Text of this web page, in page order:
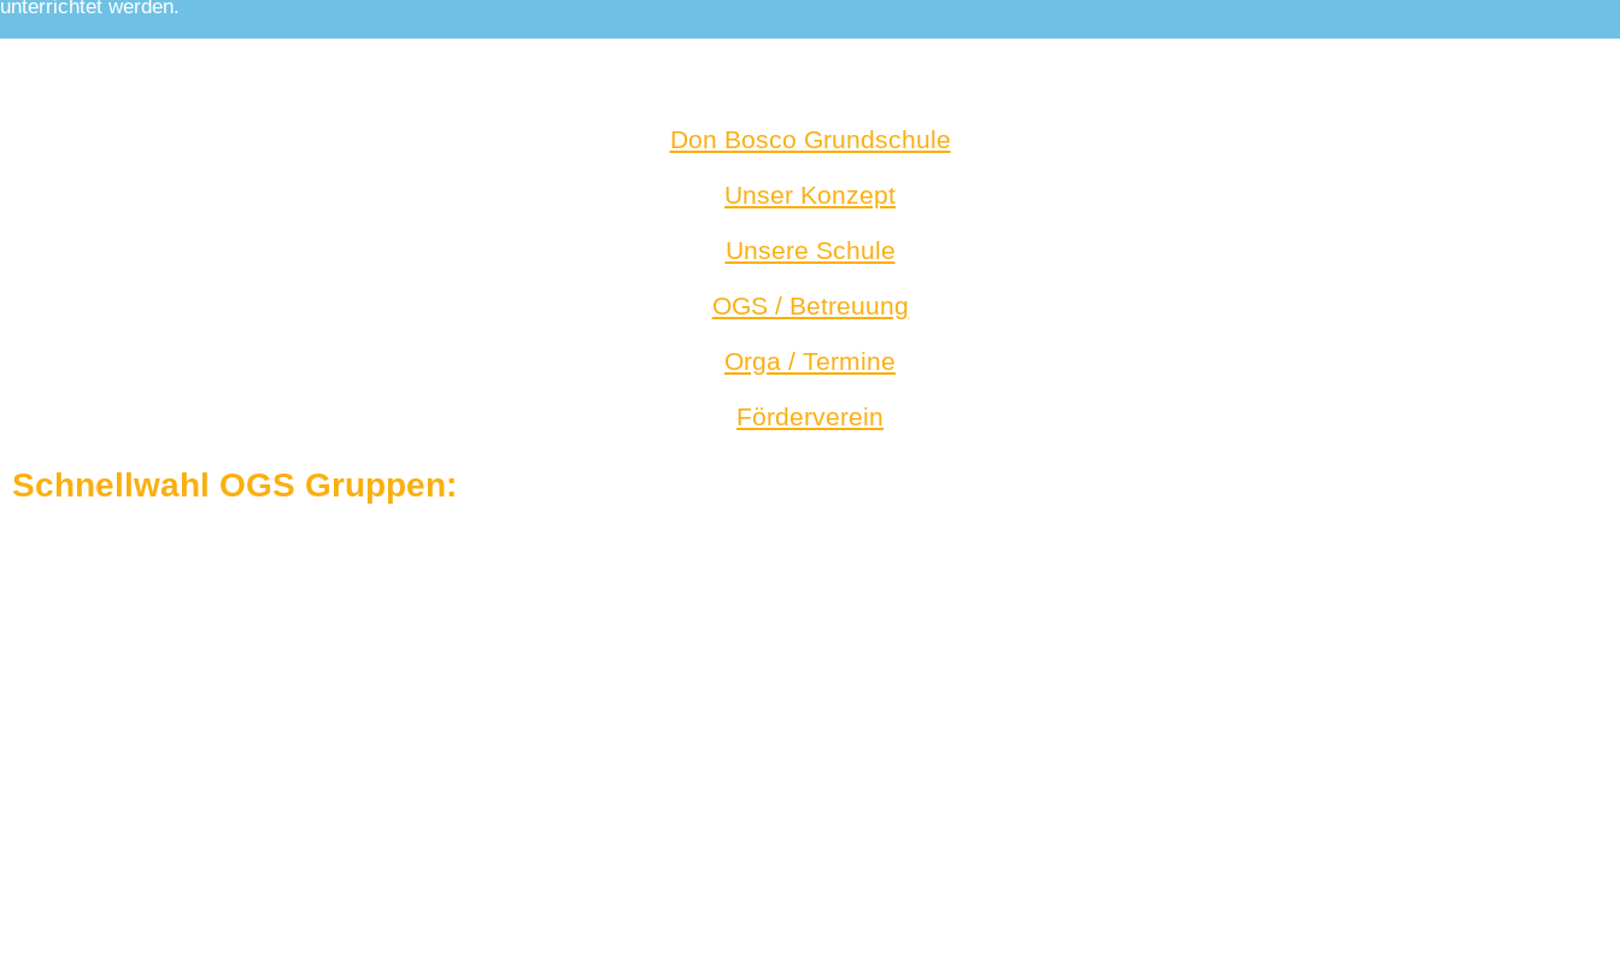
unterrichtet werden.
Don Bosco Grundschule
Unser Konzept
Unsere Schule
OGS / Betreuung
Orga / Termine
Förderverein
Schnellwahl OGS Gruppen: